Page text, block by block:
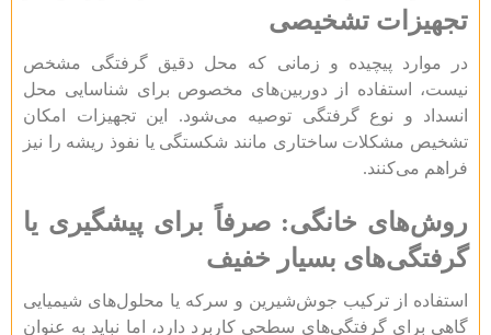
تجهیزات تشخیصی
در موارد پیچیده و زمانی که محل دقیق گرفتگی مشخص
نیست، استفاده از دوربین‌های مخصوص برای شناسایی محل
انسداد و نوع گرفتگی توصیه می‌شود. این تجهیزات امکان
تشخیص مشکلات ساختاری مانند شکستگی یا نفوذ ریشه را نیز
فراهم می‌کنند.
روش‌های خانگی: صرفاً برای پیشگیری یا
گرفتگی‌های بسیار خفیف
استفاده از ترکیب جوش‌شیرین و سرکه یا محلول‌های شیمیایی
گاهی برای گرفتگی‌های سطحی کاربرد دارد، اما نباید به عنوان